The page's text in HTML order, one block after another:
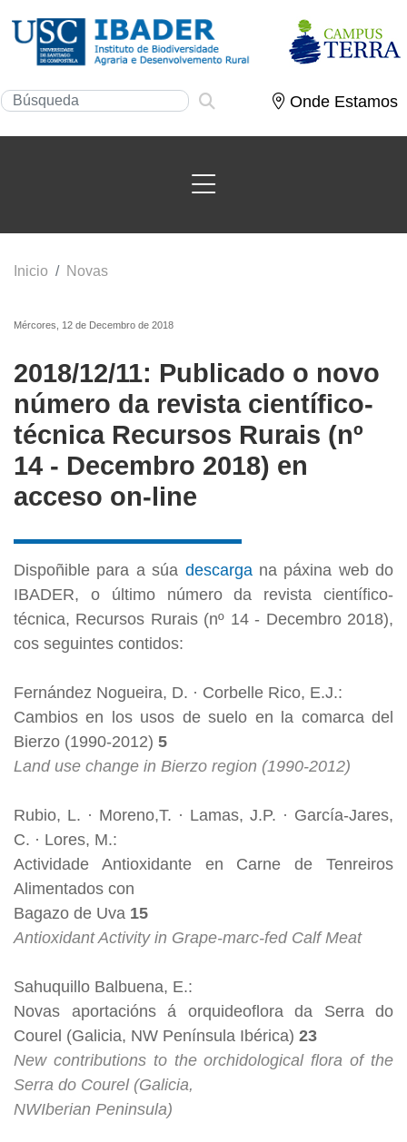
Onde Estamos
Inicio Novas
Mércores, 12 de Decembro de 2018
2018/12/11: Publicado o novo
número da revista científico-
técnica Recursos Rurais (nº
14 - Decembro 2018) en
acceso on-line
Dispoñible para a súa descargana páxina web do
IBADER, o último número da revista científico-
técnica, Recursos Rurais (nº 14 - Decembro 2018),
cos seguintes contidos:
Fernández Nogueira, D. · Corbelle Rico, E.J.:
Cambios en los usos de suelo en la comarca del
Bierzo (1990-2012) 5
Land use change in Bierzo region (1990-2012)
Rubio, L. · Moreno,T. · Lamas, J.P. · García-Jares,
C. · Lores, M.:
Actividade Antioxidante en Carne de Tenreiros
Alimentados con
Bagazo de Uva 15
Antioxidant Activity in Grape-marc-fed Calf Meat
Sahuquillo Balbuena, E.:
Novas aportacións á orquideoflora da Serra do
Courel (Galicia, NW Península Ibérica) 23
New contributions to the orchidological flora of the
Serra do Courel (Galicia,
NWIberian Peninsula)